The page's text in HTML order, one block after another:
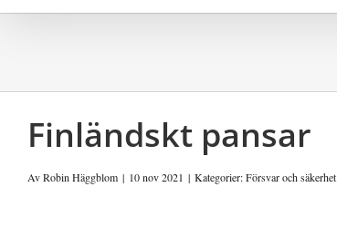
Finländskt pansar
AvRobin Häggblom | 10 nov 2021 | Kategorier:Försvar och säkerhet